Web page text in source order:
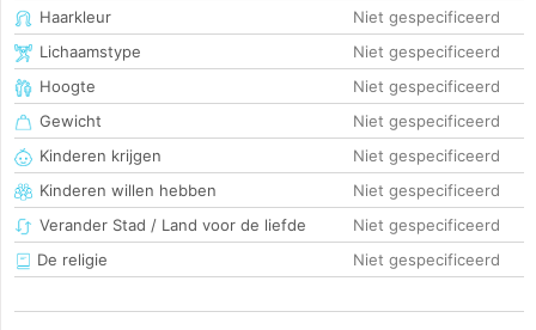
Haarkleur
Niet gespecificeerd
Lichaamstype
Niet gespecificeerd
Hoogte
Niet gespecificeerd
Gewicht
Niet gespecificeerd
Kinderen krijgen
Niet gespecificeerd
Kinderen willen hebben
Niet gespecificeerd
Verander Stad / Land voor de liefde
Niet gespecificeerd
De religie
Niet gespecificeerd